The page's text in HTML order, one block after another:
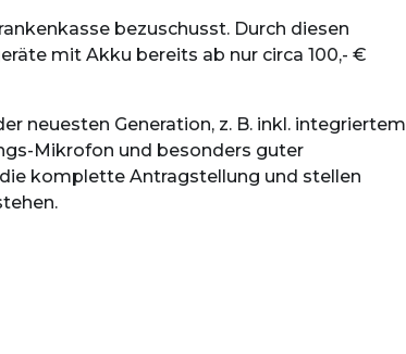
bezuschusst. Durch diesen
mit Akku bereits ab nur circa 100,- €
neuesten Generation, z. B. inkl. integriertem
Mikrofon und besonders guter
komplette Antragstellung und stellen